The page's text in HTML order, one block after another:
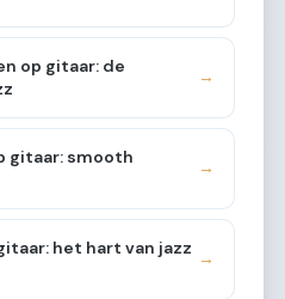
op gitaar: de
→
gitaar: smooth
→
het hart van jazz
→